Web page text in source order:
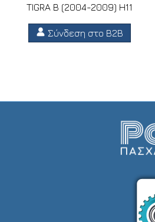
TIGRA B (2004-2009) H11
Σύνδεση στο B2B